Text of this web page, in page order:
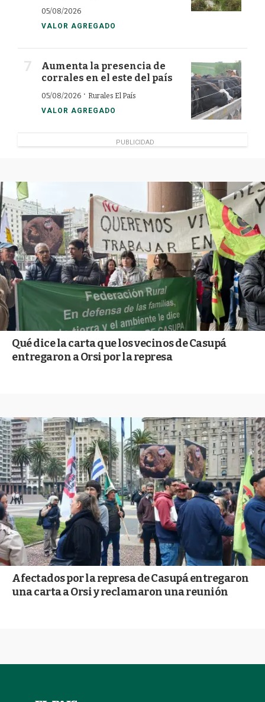
05/08/2026
VALOR AGREGADO
Aumenta la presencia de
corrales en el este del país
05/08/2026 · Rurales El País
VALOR AGREGADO
PUBLICIDAD
Qué dice la carta que los vecinos de Casupá
entregaron a Orsi por la represa
Afectados por la represa de Casupá entregaron
una carta a Orsi y reclamaron una reunión